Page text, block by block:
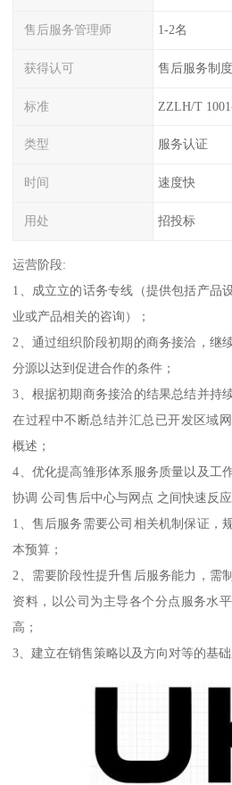
售后服务管理师 1-2名
获得认可 售后服务制
标准 ZZLH/T
类型 服务认证
时间 速度快
用处 招投标
运营阶段:
1、成立立的话务专线（提供包括产品
业或产品相关的咨询）；
2、通过组织阶段初期的商务接洽，继
分源以达到促进合作的条件；
3、根据初期商务接洽的结果总结并持
在过程中不断总结并汇总已开发区域
概述；
4、优化提高雏形体系服务质量以及工
协调 公司售后中心与网点 之间快速反应
1、售后服务需要公司相关机制保证，
本预算；
2、需要阶段性提升售后服务能力，需
资料，以公司为主导各个分点服务水
高；
3、建立在销售策略以及方向对等的基础